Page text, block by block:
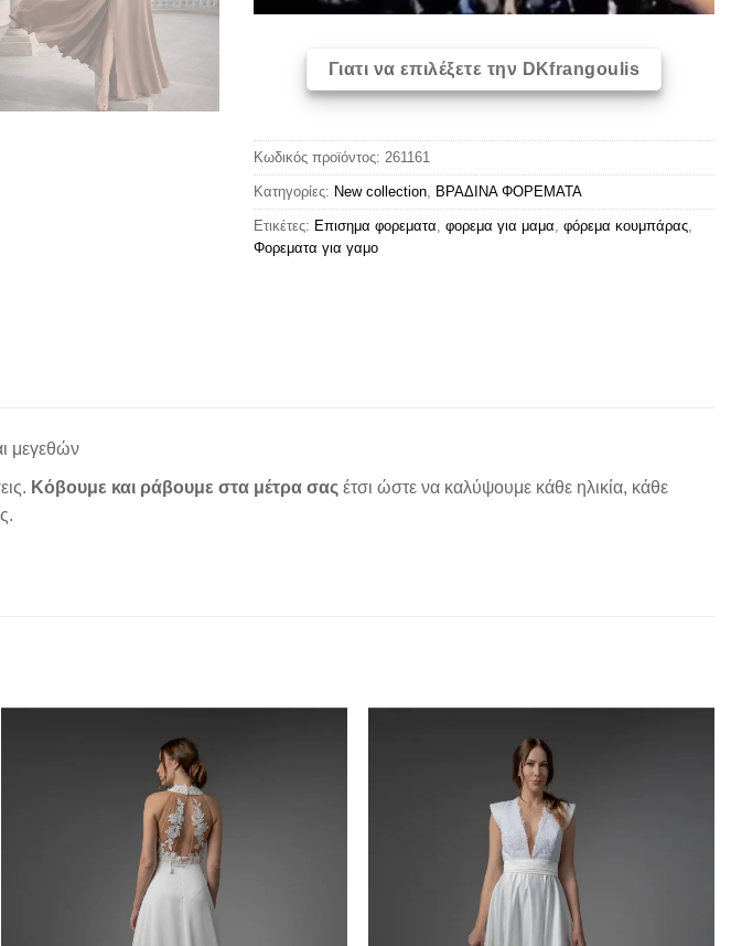
Γιατι να επιλέξετε την DKfrangoulis
Κωδικός προϊόντος: 261161
Κατηγορίες: New collection, ΒΡΑΔΙΝΑ ΦΟΡΕΜΑΤΑ
Ετικέτες: Επισημα φορεματα, φορεμα για μαμα, φόρεμα κουμπάρας,
Φορεματα για γαμο
μεγεθών
Κόβουμε και ράβουμε στα μέτρα σας έτσι ώστε να καλύψουμε κάθε ηλικία, κάθε